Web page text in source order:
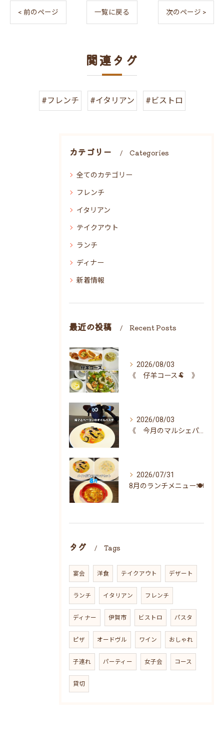
< 前のページ 一覧に戻る 次のページ >
関連タグ
#フレンチ #イタリアン #ビストロ
カテゴリー Categories
全てのカテゴリー
フレンチ
イタリアン
テイクアウト
ランチ
ディナー
新着情報
最近の投稿 Recent Posts
2026/08/03
《 仔羊コース🐏 》
2026/08/03
《 今月のマルシェパスタ 》
2026/07/31
8月のランチメニュー🍽
タグ Tags
宴会 洋食 テイクアウト デザート
ランチ イタリアン フレンチ
ディナー 伊賀市 ビストロ パスタ
ピザ オードヴル ワイン おしゃれ
子連れ パーティー 女子会 コース
貸切